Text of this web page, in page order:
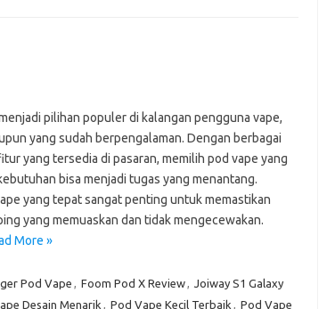
pilihan populer di kalangan pengguna vape,
yang sudah berpengalaman. Dengan berbagai
yang tersedia di pasaran, memilih pod vape yang
bisa menjadi tugas yang menantang.
yang tepat sangat penting untuk memastikan
yang memuaskan dan tidak mengecewakan.
More »
Pod Vape , Foom Pod X Review, Joiway S1 Galaxy
Desain Menarik , Pod Vape Kecil Terbaik , Pod Vape